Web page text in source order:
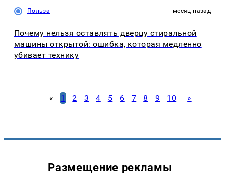
Польза месяц назад
Почему нельзя оставлять дверцу стиральной
машины открытой: ошибка, которая медленно
убивает технику
« 1 2 3 4 5 6 7 8 9 10 »
Размещение рекламы